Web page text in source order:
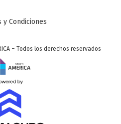
y Condiciones
– Todos los derechos reservados